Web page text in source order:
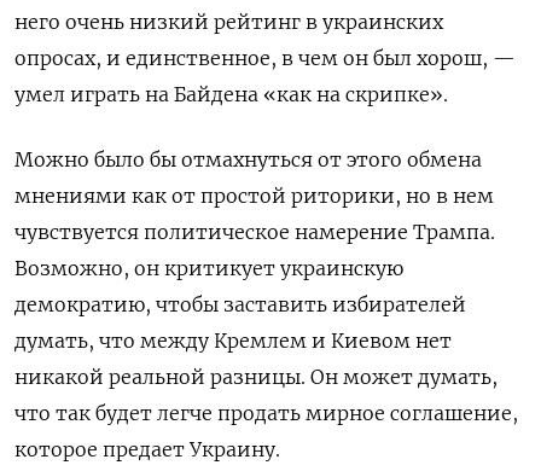
него очень низкий рейтинг в украинских
опросах, и единственное, в чем он был хорош, —
умел играть на Байдена «как на скрипке».
Можно было бы отмахнуться от этого обмена
мнениями как от простой риторики, но в нем
чувствуется политическое намерение Трампа.
Возможно, он критикует украинскую
демократию, чтобы заставить избирателей
думать, что между Кремлем и Киевом нет
никакой реальной разницы. Он может думать,
что так будет легче продать мирное соглашение,
которое предает Украину.